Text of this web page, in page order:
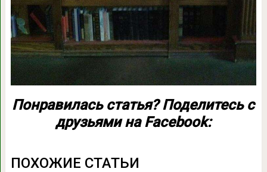
Понравилась статья? Поделитесь с
друзьями на Facebook:
ПОХОЖИЕ СТАТЬИ